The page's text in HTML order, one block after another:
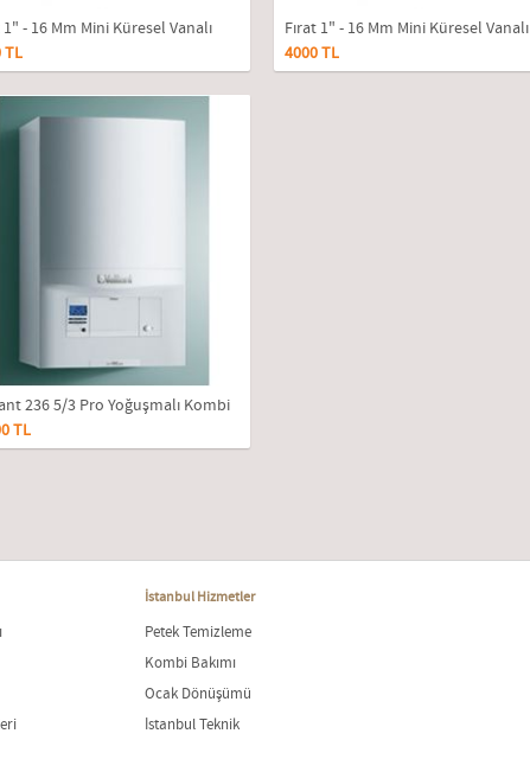
1" - 16 Mm Mini Küresel Vanalı
6'lı Takım
TL
Fırat 1" - 16 Mm Mini Küresel Vanalı
Kollektör 5'li Takım
4000 TL
236 5/3 Pro Yoğuşmalı Kombi
TL
İstanbul Hizmetler
Petek Temizleme
Kombi Bakımı
Ocak Dönüşümü
İstanbul Teknik